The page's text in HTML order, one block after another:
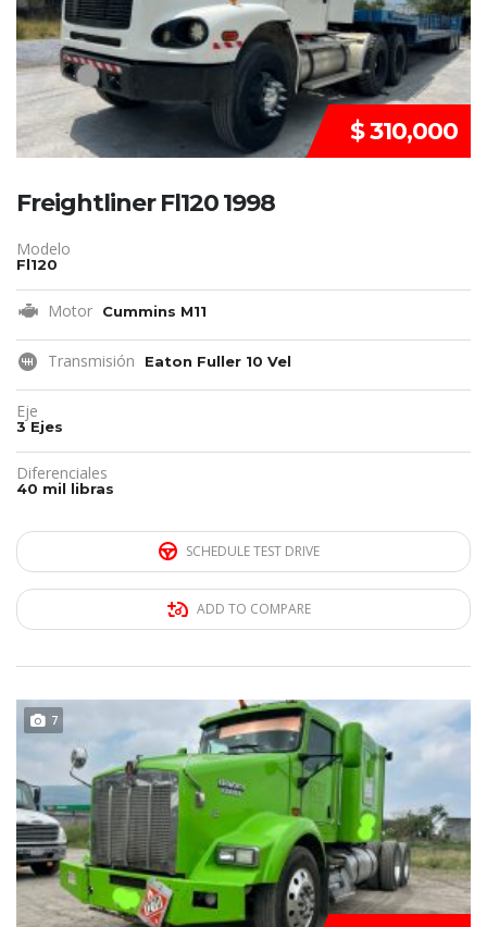
$ 310,000
Freightliner Fl120 1998
Modelo
Fl120
Motor Cummins M11
Transmisión Eaton Fuller 10 Vel
Eje
3 Ejes
Diferenciales
40 mil libras
SCHEDULE TEST DRIVE
ADD TO COMPARE
7 DISPONIBLE